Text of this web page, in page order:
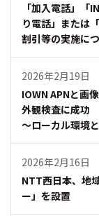
「加入電話」「
り電話」または
割引等の実施に
2026年2月19日
IOWN APNと画
外観検査に成功
～ローカル環境
2026年2月16日
NTT西日本、地
ー」を設置